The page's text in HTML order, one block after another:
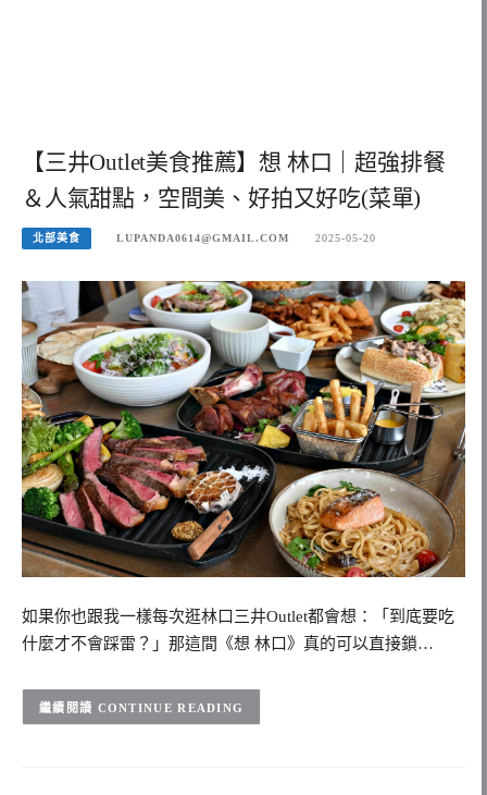
【三井Outlet美食推薦】想 林口｜超強排餐
＆人氣甜點，空間美、好拍又好吃(菜單)
北部美食 LUPANDA0614@GMAIL.COM 2025-05-20
如果你也跟我一樣每次逛林口三井Outlet都會想：「到底要吃
什麼才不會踩雷？」那這間《想 林口》真的可以直接鎖…
CONTINUE READING